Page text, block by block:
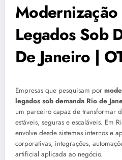
Modernização
Legados Sob
De Janeiro |
Empresas que pesquisam por
legados sob demanda Rio de
um parceiro capaz de transformar
estáveis, seguras e escaláveis. Em
envolve desde sistemas internos e
corporativas, integrações,
artificial aplicada ao negócio.